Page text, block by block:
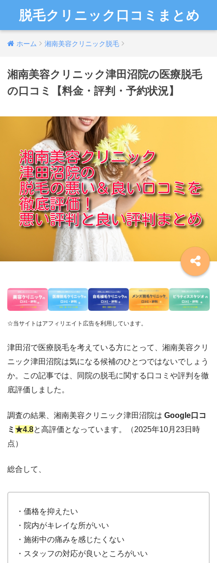
脱毛クリニック口コミまとめ
ホーム 湘南美容クリニック脱毛
湘南美容クリニック津田沼院の医療脱毛
の口コミ【料金・評判・予約状況】
☆当サイトはアフィリエイト広告を利用しています。
津田沼で医療脱毛を考えている方にとって、湘南美容クリ
ニック津田沼院は気になる候補のひとつではないでしょう
か。この記事では、同院の脱毛に関する口コミや評判を徹
底評価しました。
調査の結果、湘南美容クリニック津田沼院は Google口コ
ミ ★4.8と高評価となっています。（2025年10月23日時
点）
総合して、
・価格を抑えたい
・院内がキレイな所がいい
・施術中の痛みを感じたくない
・スタッフの対応が良いところがいい